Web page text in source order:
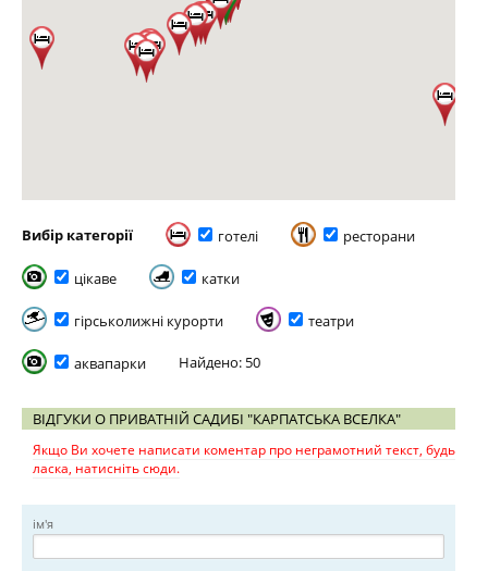
Вибір категорії готелі ресторани
цікаве катки
гірськолижні курорти театри
аквапарки Найдено: 50
ВІДГУКИ О ПРИВАТНІЙ САДИБІ "КАРПАТСЬКА ВСЕЛКА"
Якщо Ви хочете написати коментар про неграмотний текст, будь
ласка, натисніть сюди.
ім'я